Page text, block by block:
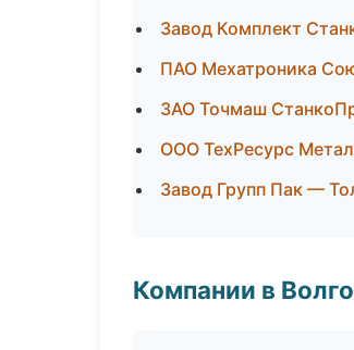
Завод Комплект
ПАО Мехатроника
ЗАО Точмаш
ООО ТехРесурс
Завод Групп Пак —
Компании в